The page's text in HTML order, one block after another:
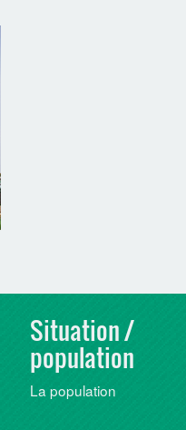
Situation /
population
La population